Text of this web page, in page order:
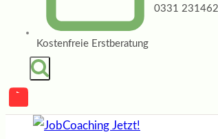
Kostenfreie Erstberatung
0331